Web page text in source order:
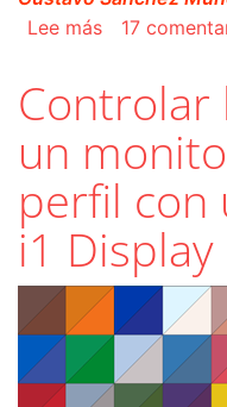
Lee mássobre La
17
Controlar
un
perfil con
i1 Display